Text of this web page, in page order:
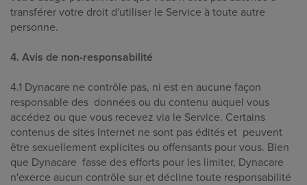
transférer votre droit d'utiliser le Service à toute autre
personne.
4. Avis de non-responsabilité
4.1 Dynacare ne contrôle pas, ni est en aucune façon
responsable des données ou du contenu auquel vous
accédez ou que vous recevez via le Service. Certains
contenus de sites Internet ne sont pas édités et peuvent
être sexuellement explicites ou offensants pour vous. Bien
que Dynacare fasse des efforts pour les limiter, Dynacare
n'exerce aucun contrôle sur et décline toute responsabilité